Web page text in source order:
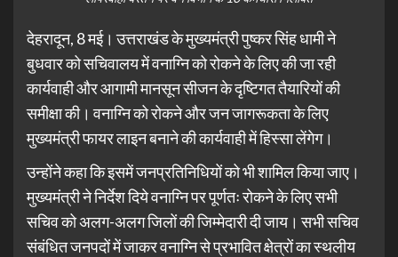
देहरादून, 8 मई। उत्तराखंड के मुख्यमंत्री पुष्कर सिंह धामी ने
बुधवार को सचिवालय में वनाग्नि को रोकने के लिए की जा रही
कार्यवाही और आगामी मानसून सीजन के दृष्टिगत तैयारियों की
समीक्षा की। वनाग्नि को रोकने और जन जागरूकता के लिए
मुख्यमंत्री फायर लाइन बनाने की कार्यवाही में हिस्सा लेंगेग।
उन्होंने कहा कि इसमें जनप्रतिनिधियों को भी शामिल किया जाए।
मुख्यमंत्री ने निर्देश दिये वनाग्नि पर पूर्णतः रोकने के लिए सभी
सचिव को अलग-अलग जिलों की जिम्मेदारी दी जाय। सभी सचिव
संबंधित जनपदों में जाकर वनाग्नि से प्रभावित क्षेत्रों का स्थलीय